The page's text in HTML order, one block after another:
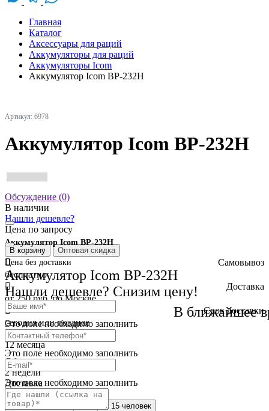
Главная
Каталог
Аксессуары для раций
Аккумуляторы для раций
Аккумуляторы Icom
Аккумулятор Icom BP-232H
Артикул: 6978
Аккумулятор Icom BP-232H
Обсуждение (0)
Аккумулятор Icom BP-232H
Цена без доставки
Аккумулятор Icom BP-232H
Нашли дешевле? Снизим цену!
Это поле необходимо заполнить
Это поле необходимо заполнить
Это поле необходимо заполнить
В наличии
Нашли дешевле?
В ближайшее
Цена по запросу
В корзину Оптовая скидка
Самовывоз
бесплатно
Доставка
от 250 руб. по Москве
Cрок доставки
сегодня или позднее
Гарантия
12 месяца
Обмен и возврат
2 недели
Доставка
по всей России
Сейчас этот товар смотрят 15 человек